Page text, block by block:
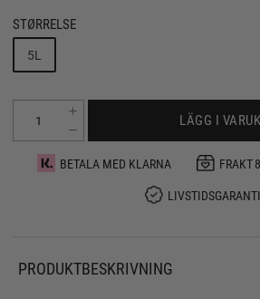
STØRRELSE
5L
LÄGG I
BETALA MED KLARNA
FRAKT
LIVSTIDSGARANTI
PRODUKTBESKRIVNING